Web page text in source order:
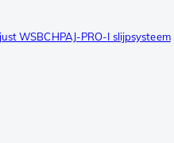
WSBCHPAJ-PRO-I slijpsysteem